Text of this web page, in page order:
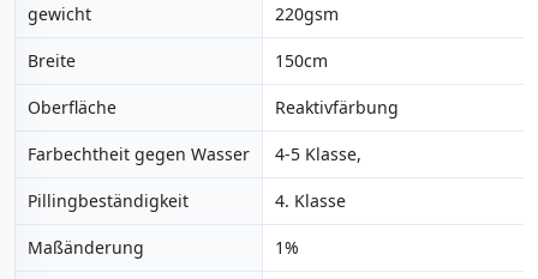
gewicht 220gsm
Breite 150cm
Oberfläche Reaktivfärbung
Farbechtheit gegen Wasser 4-5 Klasse,
Pillingbeständigkeit 4. Klasse
Maßänderung 1%